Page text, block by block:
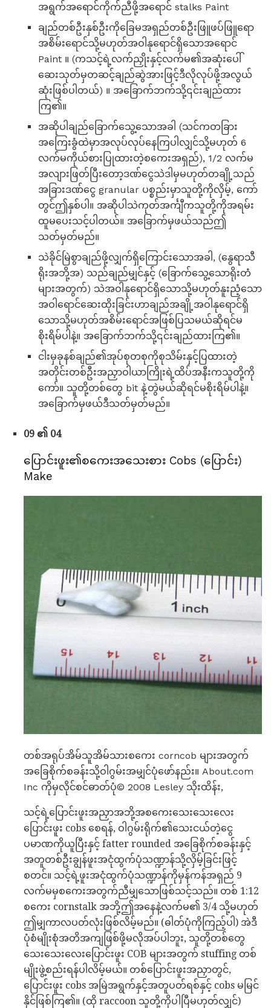
အရွက်အရောင်ကိုက်ညီဖို့အရောင် stalks Paint
ချည်တစ်ဦးနှစ်ဦးကိုခြေမအရှည်တစ်ဦးဖြူဖပ်ဖြူရော
အစိမ်းရောင်သို့မဟုတ်အဝါနုရောင်ရှိသောအရောင်
Paint ။ (ကသင့်ရဲ့လက်ညှိုးနှင့်လက်မ၏အဆုံးပေါ်
ဆေးသုတ်မှတဆင့်ချည်ဆွဲအားဖြင့်ဒီလိုလုပ်ဖို့အလွယ်
ဆုံးဖြစ်ပါတယ်) ။ အခြောက်ဘက်သို့၎င်းချည်ထား
ကြ၏။
အဆိုပါချည်ခြောက်သွေ့သောအခါ (သင်ကတခြား
အကြေးခွံထဲမှာအလုပ်လုပ်နေကြပါလျှင်သို့မဟုတ် 6
လက်မကိုယ်စားပြုထားတဲ့စကေးအရှည်), 1/2 လက်မ
အလျားဖြတ်ပြီးတော့ဒဏ်ငွေသဲဒါမှမဟုတ်တချို့သည်
အခြားဒဏ်ငွေ granular ပစ္စည်းမှာသူတို့ကိုလှိမ့်, ကော်
တွင်ဤနှစ်ပါ။ အဆိုပါသဲကုတ်အင်္ကျီကသူတို့ကိုအရမ်း
ထူမပေးသင့်ပါတယ်။ အခြောက်မှဖယ်သည်ဤ
သတ်မှတ်မည်။
သဲခိုင်မြဲစွာချည်ဖို့လျှက်ရှိကြောင်းသောအခါ, (နွေရာသီ
ရိုးအဘို့အ) သည်ချည်မျှင်နှင့် (ခြောက်သွေ့သောရိုးတံ
များအတွက်) သဲအဝါနုရောင်ရှိသောသို့မဟုတ်နူးညံ့သော
အဝါရောင်ဆေးထိုးခြင်းဟာချည်အချို့အဝါနုရောင်ရှိ
သောသို့မဟုတ်အစိမ်းရောင်အဖြစ်ပြသမယ်ဆိုရင်မ
စိုးရိမ်ပါနဲ့။ အခြောက်ဘက်သို့၎င်းချည်ထားကြ၏။
ငါးမှခုနစ်ချည်၏အုပ်စုတစုကိုစုသိမ်းနှင့်ပြထားတဲ့
အတိုင်းတစ်ဦးအညှာဝါယာကြိုးရဲ့ထိပ်အနီးကသူတို့ကို
ကော်။ သူတို့တစ်တွေ bit နဲ့တွဲမယ်ဆိုရင်မစိုးရိမ်ပါနဲ့။
အခြောက်မှဖယ်ဒီသတ်မှတ်မည်။
09 ၏ 04
ပြောင်းဖူး၏စကေးအသေးစား Cobs (ပြောင်း)
Make
တစ်အရုပ်အိမ်သူအိမ်သားစကေး corncob များအတွက်
အခြေစိုက်စခန်းသို့ဝါဂွမ်းအမျှင်ပုံဖော်နည်း။ About.com
Inc ကိုမှလိုင်စင်ဓာတ်ပုံ© 2008 Lesley သိုးထိန်း,
သင့်ရဲ့ပြောင်းဖူးအညှာအဘို့အစကေးသေးသေးလေး
ပြောင်းဖူး cobs စေရန်, ဝါဂွမ်းရိုက်၏သေးငယ်တဲ့ငွေ
ပမာဏကိုယူပြီးနှင့် fatter rounded အခြေစိုက်စခန်းနှင့်
အတူတစ်ဦးချွန်ဖူးအငုံထွက်ပုံသဏ္ဍာန်သို့လှိမ့်ခြင်းဖြင့်
စတင်။ သင့်ရဲ့ဖူးအငုံထွက်ပုံသဏ္ဍာန်ကိုမှန်ကန်အရှည် 9
လက်မမှစကေးအတွက်ညီမျှသောဖြစ်သင့်သည်။ တစ် 1:12
စကေး cornstalk အဘို့ဤအနေနဲ့လက်မ၏ 3/4 သို့မဟုတ်
ဤမျှကာလပတ်လုံးဖြစ်လိမ့်မည်။ (ဓါတ်ပုံကိုကြည့်ပါ) အဲဒီ
ပုံစံမျိုးစုံအတိအကျဖြစ်ဖို့မလိုအပ်ပါဘူး, သူတို့တစ်တွေ
သေးသေးလေးပြောင်းဖူး COB များအတွက် stuffing တစ်
မျိုးဖွဲ့စည်းရန်ပါလိမ့်မယ်။ တစ်ပြောင်းဖူးအညှာတွင်,
ပြောင်းဖူး cobs အမြဲအရွက်နှင့်အတူပတ်ရစ်နှင့် cobs မမြင်
နိုင်ဖြစ်ကြ၏။ (ထို raccoon သူတို့ကိုပါပြီမဟုတ်လျှင်)